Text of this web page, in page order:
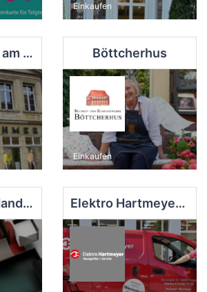
Einkaufen
Böhmer Mode am Markt Böttcherhus
Einkaufen
C. Matthey - Handmade in Germany Elektro Hartmeyer e. K.